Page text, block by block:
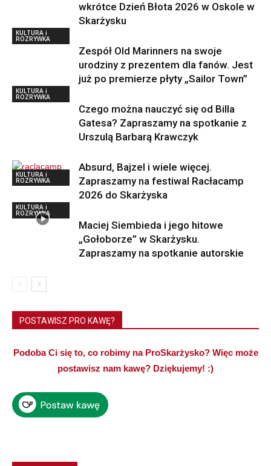
wkrótce Dzień Błota 2026 w Oskole w
Skarżysku
KULTURA i
ROZRYWKA
Zespół Old Marinners na swoje
urodziny z prezentem dla fanów. Jest
już po premierze płyty „Sailor Town”
KULTURA i
ROZRYWKA
Czego można nauczyć się od Billa
Gatesa? Zapraszamy na spotkanie z
Urszulą Barbarą Krawczyk
KULTURA i
ROZRYWKA
Absurd, Bajzel i wiele więcej.
Zapraszamy na festiwal Racłacamp
2026 do Skarżyska
KULTURA i
ROZRYWKA
Maciej Siembieda i jego hitowe
„Gołoborze” w Skarżysku.
Zapraszamy na spotkanie autorskie
POSTAWISZ PRO KAWĘ?
Podoba Ci się to, co robimy na ProSkarżysko? Więc może
postawisz nam kawę? Dziękujemy! :)